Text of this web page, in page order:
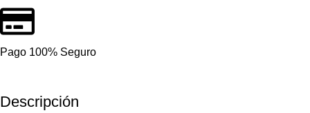
Pago 100% Seguro
Descripción